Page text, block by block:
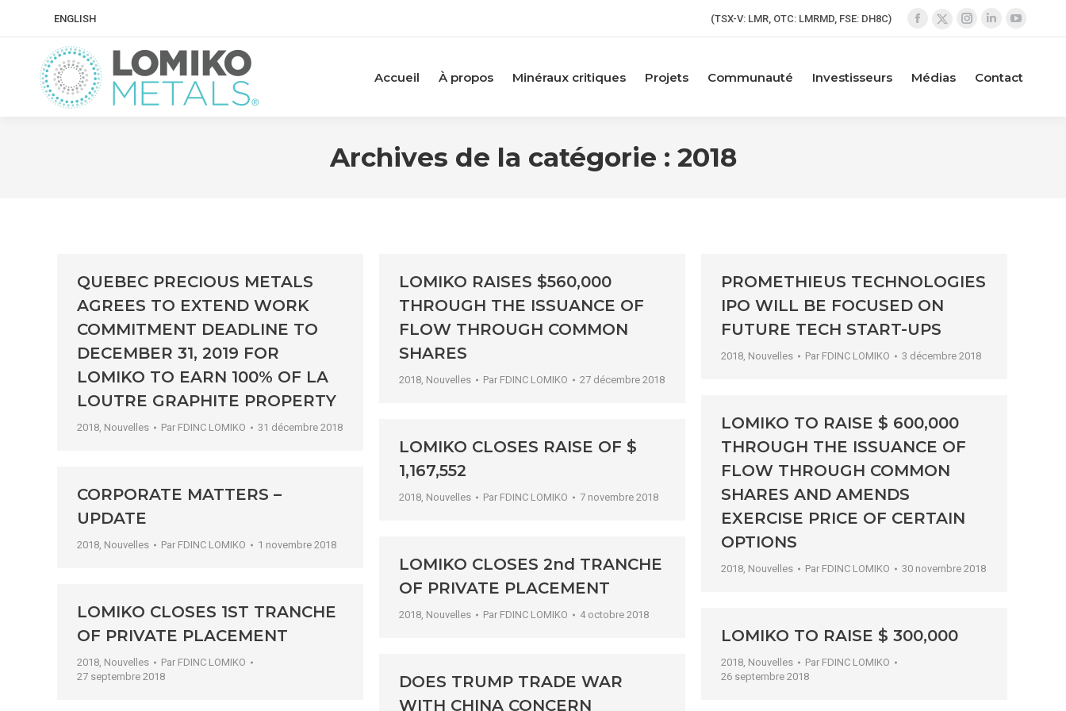
ENGLISH (TSX-V: LMR, OTC: LMRMD, FSE: DH8C)
La
La
La
Accueil À propos Minéraux critiques Projets Communauté Investisseurs Médias Contact
Archives de la catégorie : 2018
QUEBEC PRECIOUS METALS
AGREES TO EXTEND WORK
COMMITMENT DEADLINE TO
DECEMBER 31, 2019 FOR
LOMIKO TO EARN 100% OF LA
LOUTRE GRAPHITE PROPERTY
2018, Nouvelles Par FDINC LOMIKO 31 décembre 2018
LOMIKO RAISES $560,000
THROUGH THE ISSUANCE OF
FLOW THROUGH COMMON
SHARES
2018, Nouvelles Par FDINC LOMIKO 27 décembre 2018
PROMETHIEUS TECHNOLOGIES
IPO WILL BE FOCUSED ON
FUTURE TECH START-UPS
2018, Nouvelles Par FDINC LOMIKO 3 décembre 2018
LOMIKO TO RAISE $ 600,000
THROUGH THE ISSUANCE OF
FLOW THROUGH COMMON
SHARES AND AMENDS
EXERCISE PRICE OF CERTAIN
OPTIONS
2018, Nouvelles Par FDINC LOMIKO 30 novembre 2018
LOMIKO CLOSES RAISE OF $
1,167,552
2018, Nouvelles Par FDINC LOMIKO 7 novembre 2018
CORPORATE MATTERS –
UPDATE
2018, Nouvelles Par FDINC LOMIKO 1 novembre 2018
LOMIKO CLOSES 2nd TRANCHE
OF PRIVATE PLACEMENT
2018, Nouvelles Par FDINC LOMIKO 4 octobre 2018
LOMIKO CLOSES 1ST TRANCHE
OF PRIVATE PLACEMENT
2018, Nouvelles Par FDINC LOMIKO
27 septembre 2018
LOMIKO TO RAISE $ 300,000
2018, Nouvelles Par FDINC LOMIKO
26 septembre 2018
DOES TRUMP TRADE WAR
WITH CHINA CONCERN